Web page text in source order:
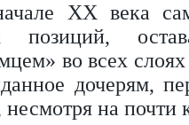
XX века
позиций,
во всех
дочерям,
несмотря на